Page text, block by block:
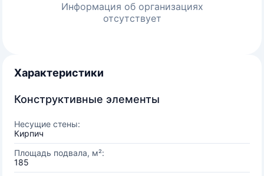
Информация об организациях
отсутствует
Характеристики
Конструктивные элементы
Несущие стены:
Кирпич
Площадь подвала, м²:
185